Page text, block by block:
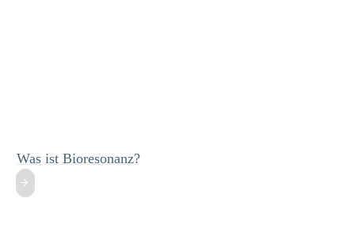
Was ist Bioresonanz?